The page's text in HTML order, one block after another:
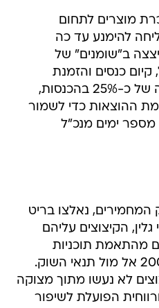
מוצרים לתחום
להימנע עד כה
ב"שומנים" של
קיום כנסים והזמנת
משקיעים לארץ. "עם ירידה של כ-25% בהכנסות,
ההוצאות כדי לשמור
מספר ימים מנכ"ל
המחמירים, נאלצו בריט
הקיצוצים עליהם
מהתאמת תוכניות
העבודה של החברה ל-2002 אל מול תנאי השוק.
לא נעשו מתוך מצוקה
הפועלת לשיפור